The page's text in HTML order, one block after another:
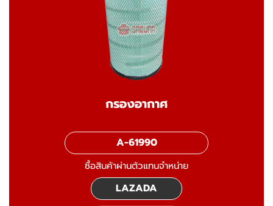
กรองอากาศ
A-61990
ซื้อสินค้าผ่านตัวแทนจำหน่าย
LAZADA